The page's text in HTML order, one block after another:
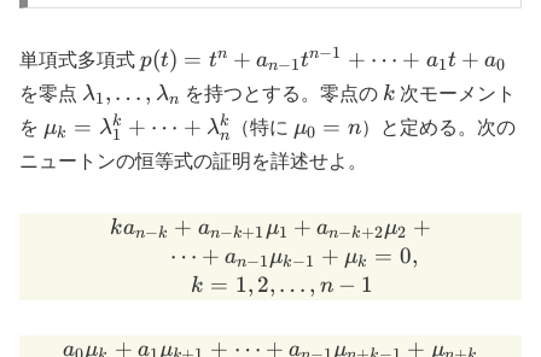
単項式多項式 p(t) =
t^n +
a_{n-
t^{n-
\cdots
+ a_1
p(t) = tn + an−1tn−1 + ⋯ + a1t + a0
を零点 \lambda_1,
\ldots,
\lambda_n
λ1, … , λn を持つとする。零点の k
k 次モーメント
を \mu_k =
\lambda_1^k
μk = λ1
k + ⋯ + λn
k （特に \mu_0
= n
μ0 = n）と定める。次の
ニュートンの恒等式の証明を詳述せよ。
k a_{n-k} + a_{n-k+1}
kan−k + an−k+1 μ1 + an−k+2μ2 +
⋯ + an−1μk−1 + μk = 0,
k = 1, 2, … , n − 1
a_0 \mu_k + a_1
a μ + a μ + ⋯ + a μ + μ